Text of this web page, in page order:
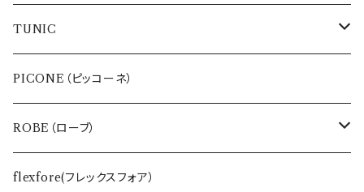
TUNIC
インナー
バッグ・ポーチ
ワンピース
PICONE（ピッコーネ）
ROBE（ローブ）
BLUE FRONCE
flexfore(フレックスフォア）